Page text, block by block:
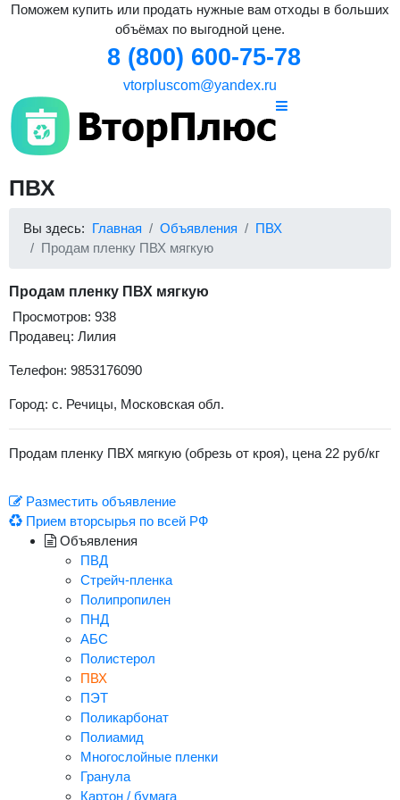
Поможем купить или продать нужные вам отходы в больших
объёмах по выгодной цене.
8 (800) 600-75-78
vtorpluscom@yandex.ru
ПВХ
Вы здесь: Главная Объявления
ПВХ
Продам пленку ПВХ мягкую
Продам пленку ПВХ мягкую
Просмотров: 938
Продавец: Лилия
Телефон: 9853176090
Город: с. Речицы, Московская обл.
Продам пленку ПВХ мягкую (обрезь от кроя), цена 22 руб/кг
Разместить объявление
Прием вторсырья по всей РФ
Объявления
ПВД
Стрейч-пленка
Полипропилен
ПНД
АБС
Полистерол
ПВХ
ПЭТ
Поликарбонат
Полиамид
Многослойные пленки
Гранула
Картон / бумага